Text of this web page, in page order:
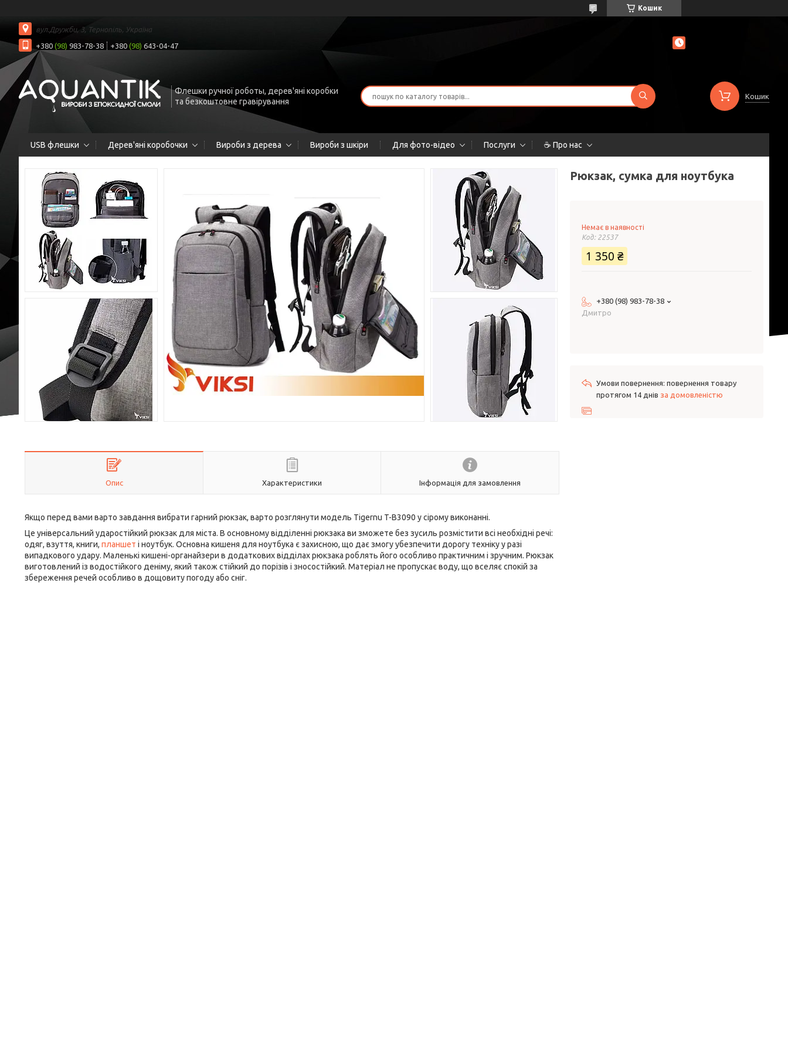
Кошик
вул.Дружби, 3, Тернопіль, Україна
+380 (98) 983-78-38 +380 (98) 643-04-47
Флешки ручної роботы, дерев'яні коробки
та безкоштовне гравірування
Кошик
USB флешки Дерев'яні коробочки Вироби з дерева Вироби з шкіри Для фото-відео Послуги ☕ Про нас
Опис Характеристики Інформація для замовлення
Якщо перед вами варто завдання вибрати гарний рюкзак, варто розглянути модель Tigernu T-B3090 у сірому виконанні.
Це універсальний ударостійкий рюкзак для міста. В основному відділенні рюкзака ви зможете без зусиль розмістити всі необхідні речі:
одяг, взуття, книги, планшет і ноутбук. Основна кишеня для ноутбука є захисною, що дає змогу убезпечити дорогу техніку у разі
випадкового удару. Маленькі кишені-органайзери в додаткових відділах рюкзака роблять його особливо практичним і зручним. Рюкзак
виготовлений із водостійкого деніму, який також стійкий до порізів і зносостійкий. Матеріал не пропускає воду, що вселяє спокій за
збереження речей особливо в дощовиту погоду або сніг.
Рюкзак, сумка для ноутбука
Немає в наявності
Код: 22537
1 350 ₴
+380 (98) 983-78-38
Дмитро
повернення товару
протягом 14 днів за домовленістю